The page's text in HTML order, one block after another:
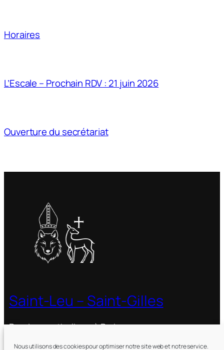
Nous utilisons des cookies pour optimiser notre site web et notre service.
Horaires
L’Escale – Prochain RDV : 21 juin 2026
Ouverture du secrétariat
Saint-Leu – Saint-Gilles
Paroisse catholique à Paris